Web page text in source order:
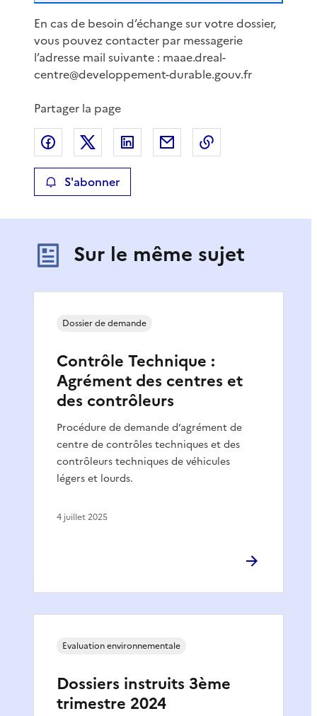
En cas de besoin d’échange sur votre dossier,
vous pouvez contacter par messagerie
l’adresse mail suivante : maae.dreal-
centre@developpement-durable.gouv.fr
Partager la page
Partager sur Facebook
Partager sur XPartager sur LinkedIn
Partager par email
S'abonner
Sur le même sujet
Contrôle Technique :
Agrément des centres et
des contrôleurs
Procédure de demande d’agrément de
centre de contrôles techniques et des
contrôleurs techniques de véhicules
légers et lourds.
Dossier de demande
4 juillet 2025
Dossiers instruits 3ème
trimestre 2024
Evaluation environnementale